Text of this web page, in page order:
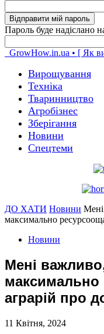
Пароль буде надіслано
GrowHow.in.ua • [ Як
Вирощування
Техніка
Тваринництво
Агробізнес
Зберігання
Новини
Спецтеми
ДО ХАТИ Новини
максимально
Новини
Мені
аграрій про
11 Квітня, 2024